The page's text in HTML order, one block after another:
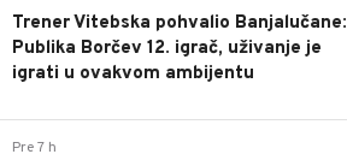
Trener Vitebska pohvalio Banjalučane:
Publika Borčev 12. igrač, uživanje je
igrati u ovakvom ambijentu
Pre 7 h